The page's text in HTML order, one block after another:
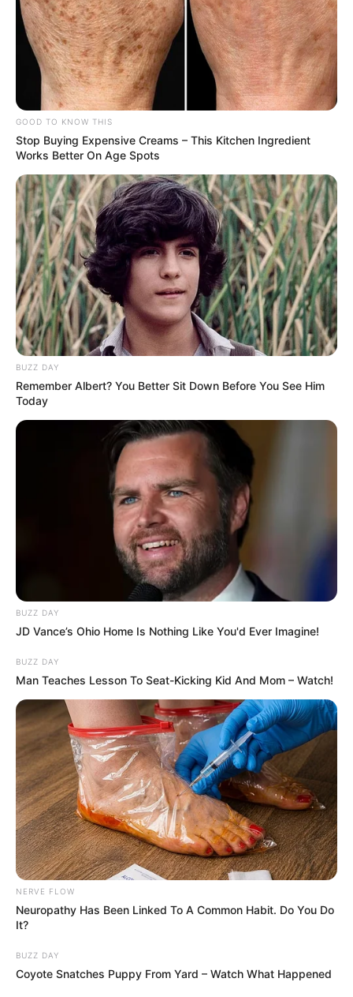
Barbara (Léa François) et Louis … avec Yaël au milieu, une petite
GOOD TO KNOW THIS
Stop Buying Expensive Creams – This Kitchen Ingredient
Works Better On Age Spots
BUZZ DAY
Remember Albert? You Better Sit Down Before You See Him
Today
BUZZ DAY
JD Vance’s Ohio Home Is Nothing Like You'd Ever Imagine!
BUZZ DAY
Man Teaches Lesson To Seat-Kicking Kid And Mom – Watch!
NERVE FLOW
Neuropathy Has Been Linked To A Common Habit. Do You Do
It?
BUZZ DAY
Coyote Snatches Puppy From Yard – Watch What Happened